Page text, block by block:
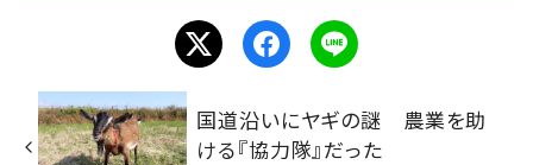
国道沿いにヤギの謎 農業を助
ける『協力隊』だった